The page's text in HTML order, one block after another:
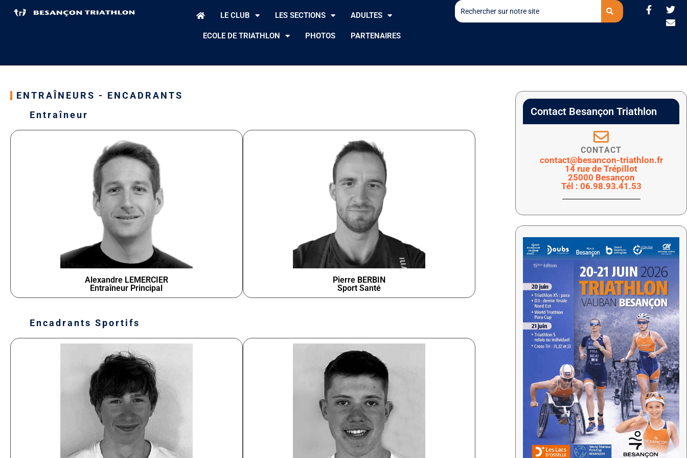
LE CLUB LES SECTIONS ADULTES
ECOLE DE TRIATHLON PHOTOS PARTENAIRES
ENTRAÎNEURS - ENCADRANTS
Entraîneur
Alexandre LEMERCIER
Entraîneur Principal
Pierre BERBIN
Sport Santé
Encadrants Sportifs
Contact Besançon Triathlon
CONTACT
contact@besancon-triathlon.fr
14 rue de Trépillot
25000 Besançon
Tél : 06.98.93.41.53